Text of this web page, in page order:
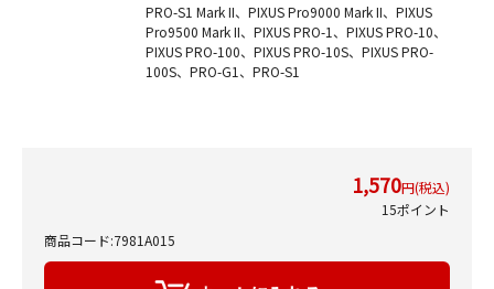
PRO-S1 Mark II、PIXUS Pro9000 Mark II、PIXUS
Pro9500 Mark II、PIXUS PRO-1、PIXUS PRO-10、
PIXUS PRO-100、PIXUS PRO-10S、PIXUS PRO-
100S、PRO-G1、PRO-S1
1,570円(税込)
15ポイント
商品コード:7981A015